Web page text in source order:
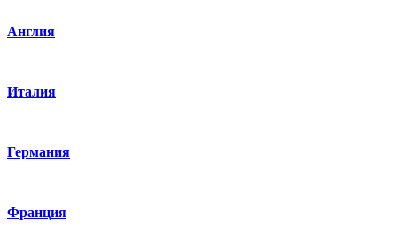
Англия
Италия
Германия
Франция